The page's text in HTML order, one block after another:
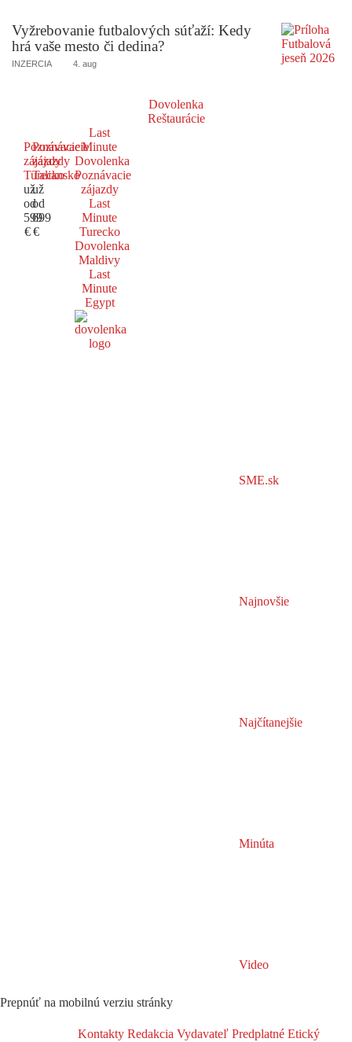
Vyžrebovanie futbalových súťaží: Kedy
hrá vaše mesto či dedina?
INZERCIA 4. aug
Dovolenka
Reštaurácie
Poznávacie
zájazdy
Turecko
už
od
599
€
Poznávacie
zájazdy
Taliansko
už
od
699
€
Last
Minute
Dovolenka
Poznávacie
zájazdy
Last
Minute
Turecko
Dovolenka
Maldivy
Last
Minute
Egypt
SME.sk
Najnovšie
Najčítanejšie
Minúta
Video
Prepnúť na mobilnú verziu stránky
Kontakty Redakcia Vydavateľ Predplatné Etický